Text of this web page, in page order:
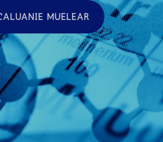
MUELEAR